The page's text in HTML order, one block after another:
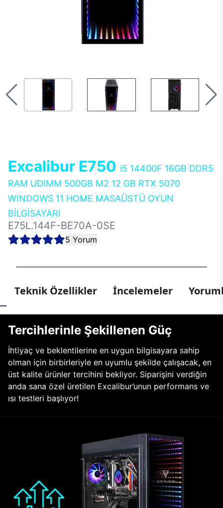
Excalibur E750 i5 14400F 16GB DDR5
RAM UDIMM 500GB M2 12 GB RTX 5070
WINDOWS 11 HOME MASAÜSTÜ OYUN
BİLGİSAYARI
E75L.144F-BE70A-0SE
5 Yorum
Teknik Özellikler İncelemeler
Tercihlerinle Şekillenen Güç
İhtiyaç ve beklentilerine en uygun bilgisayara sahip
olman için birbirleriyle en uyumlu şekilde çalışacak, en
üst kalite ürünler tercihini bekliyor. Siparişini verdiğin
anda sana özel üretilen Excalibur’unun performans ve
ısı testleri başlıyor!